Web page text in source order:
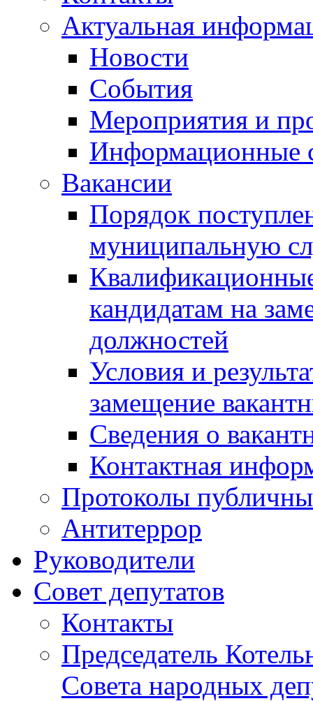
Актуальная
Новости
События
Мероприятия и
Информационные
Вакансии
Порядок
муниципальную
кандидатам на
должностей
Условия и
замещение
Сведения о
Контактная
Протоколы
Антитеррор
Руководители
Совет депутатов
Контакты
Председатель
Совета народных